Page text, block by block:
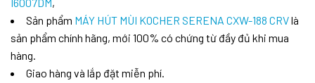
Sản phẩm MÁY HÚT MÙI KOCHER SERENA CXW-188 CRVlà
sản phẩm chính hãng, mới 100% có chứng từ đầy đủ khi mua
hàng.
Giao hàng và lắp đặt miễn phí.